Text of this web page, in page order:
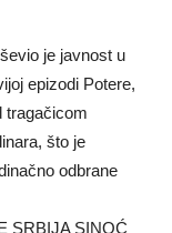
je javnost u
epizodi Potere,
tragačicom
što je
odbrane